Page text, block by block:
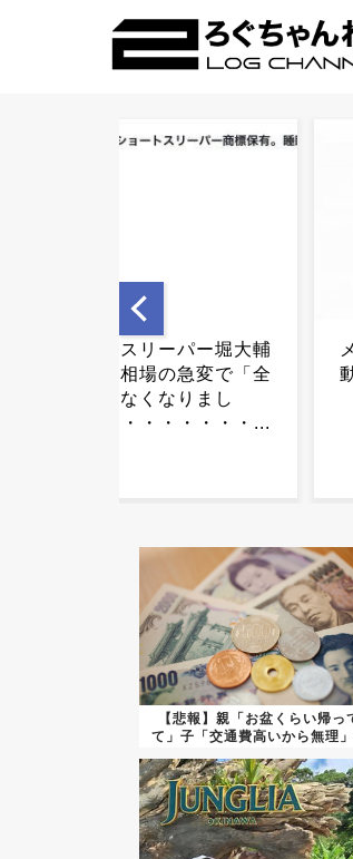
メルカリ、熊本地震支援に
動く…売上金ワンタップ寄
付が始まる...
【悲報】親「お盆くらい帰っ
て」子「交通費高いから無理